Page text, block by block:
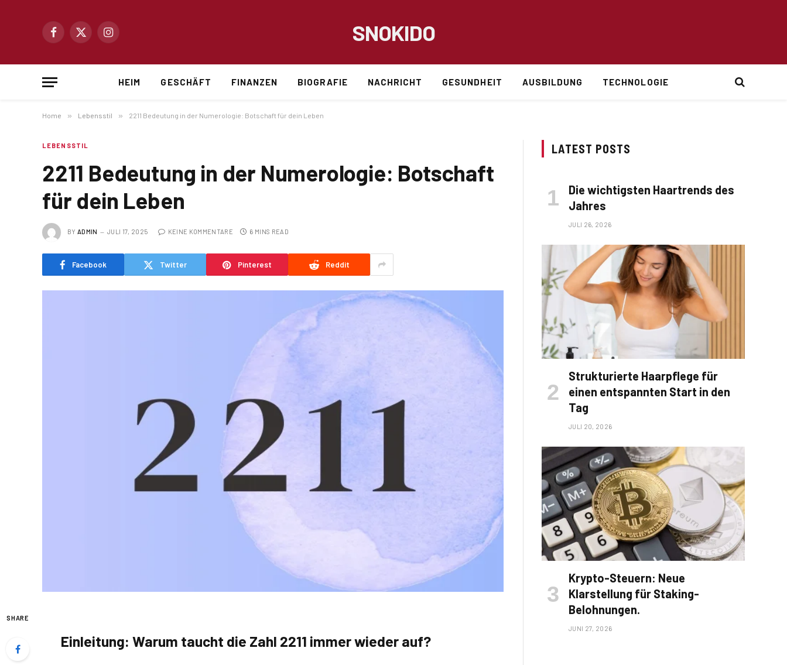
Facebook
X
Instagram SNOKIDO
HEIM GESCHÄFT FINANZEN BIOGRAFIE NACHRICHT GESUNDHEIT AUSBILDUNG TECHNOLOGIE
Home » Lebensstil » 2211 Bedeutung in der Numerologie: Botschaft für dein Leben
LEBENSSTIL
2211 Bedeutung in der Numerologie: Botschaft
für dein Leben
BY ADMIN JULI 17, 2025 KEINE KOMMENTARE 6 MINS READ
Facebook Twitter Pinterest Reddit
SHARE
Einleitung: Warum taucht die Zahl 2211 immer wieder auf?
LATEST POSTS
Die wichtigsten Haartrends des
Jahres
JULI 26, 2026
Strukturierte Haarpflege für
einen entspannten Start in den
Tag
JULI 20, 2026
Krypto-Steuern: Neue
Klarstellung für Staking-
Belohnungen.
JUNI 27, 2026